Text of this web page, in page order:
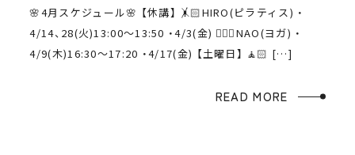
🌸4月スケジュール🌸 【休講】 🤸🏻HIRO(ピラティス) ・
4/14、28(火)13:00〜13:50 ・4/3(金) 🧘🏻‍♀️NAO(ヨガ) ・
4/9(木)16:30〜17:20 ・4/17(金) 【土曜日】 🧘🏻 […]
READ MORE